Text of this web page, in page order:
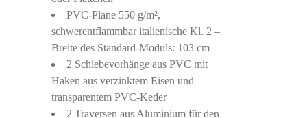
PVC-Plane 550 g/m²,
schwerentflammbar italienische Kl. 2 –
Breite des Standard-Moduls: 103 cm
2 Schiebevorhänge aus PVC mit
Haken aus verzinktem Eisen und
transparentem PVC-Keder
2 Traversen aus Aluminium für den